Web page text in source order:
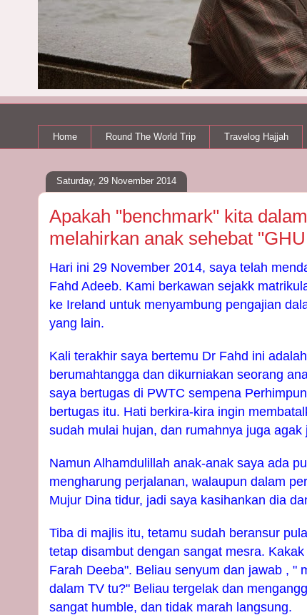
Home Round The World Trip Travelog Hajjah
Saturday, 29 November 2014
Apakah "benchmark" kita
melahirkan anak sehebat
Hari ini 29 November 2014, saya telah
Fahd Adeeb. Kami berkawan sejakk
ke Ireland untuk menyambung pengajian
yang lain.
Kali terakhir saya bertemu Dr Fahd ini
berumahtangga dan dikurniakan seorang
saya bertugas di PWTC sempena
bertugas itu. Hati berkira-kira ingin
sudah mulai hujan, dan rumahnya juga
Namun Alhamdulillah anak-anak saya ada
mengharung perjalanan, walaupun dalam
Mujur Dina tidur, jadi saya kasihankan dia
Tiba di majlis itu, tetamu sudah beransur
tetap disambut dengan sangat mesra.
Farah Deeba". Beliau senyum dan jawab , "
dalam TV tu?" Beliau tergelak dan
sangat humble, dan tidak marah langsung.